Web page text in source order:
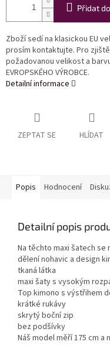
Přidat
Zboží sedí na klasickou EU
prosím kontaktujte. Pro
požadovanou velikost a
EVROPSKÉHO VÝROBCE.
Detailní informace
ZEPTAT SE HLÍDAT
Popis Hodnocení
Detailní popis
Na těchto maxi šatech se
dělení nohavic a design
tkaná látka
maxi šaty s vysokým
Top kimono s výstřihem
krátké rukávy
skrytý boční zip
bez podšívky
Náš model měří 175 cm a